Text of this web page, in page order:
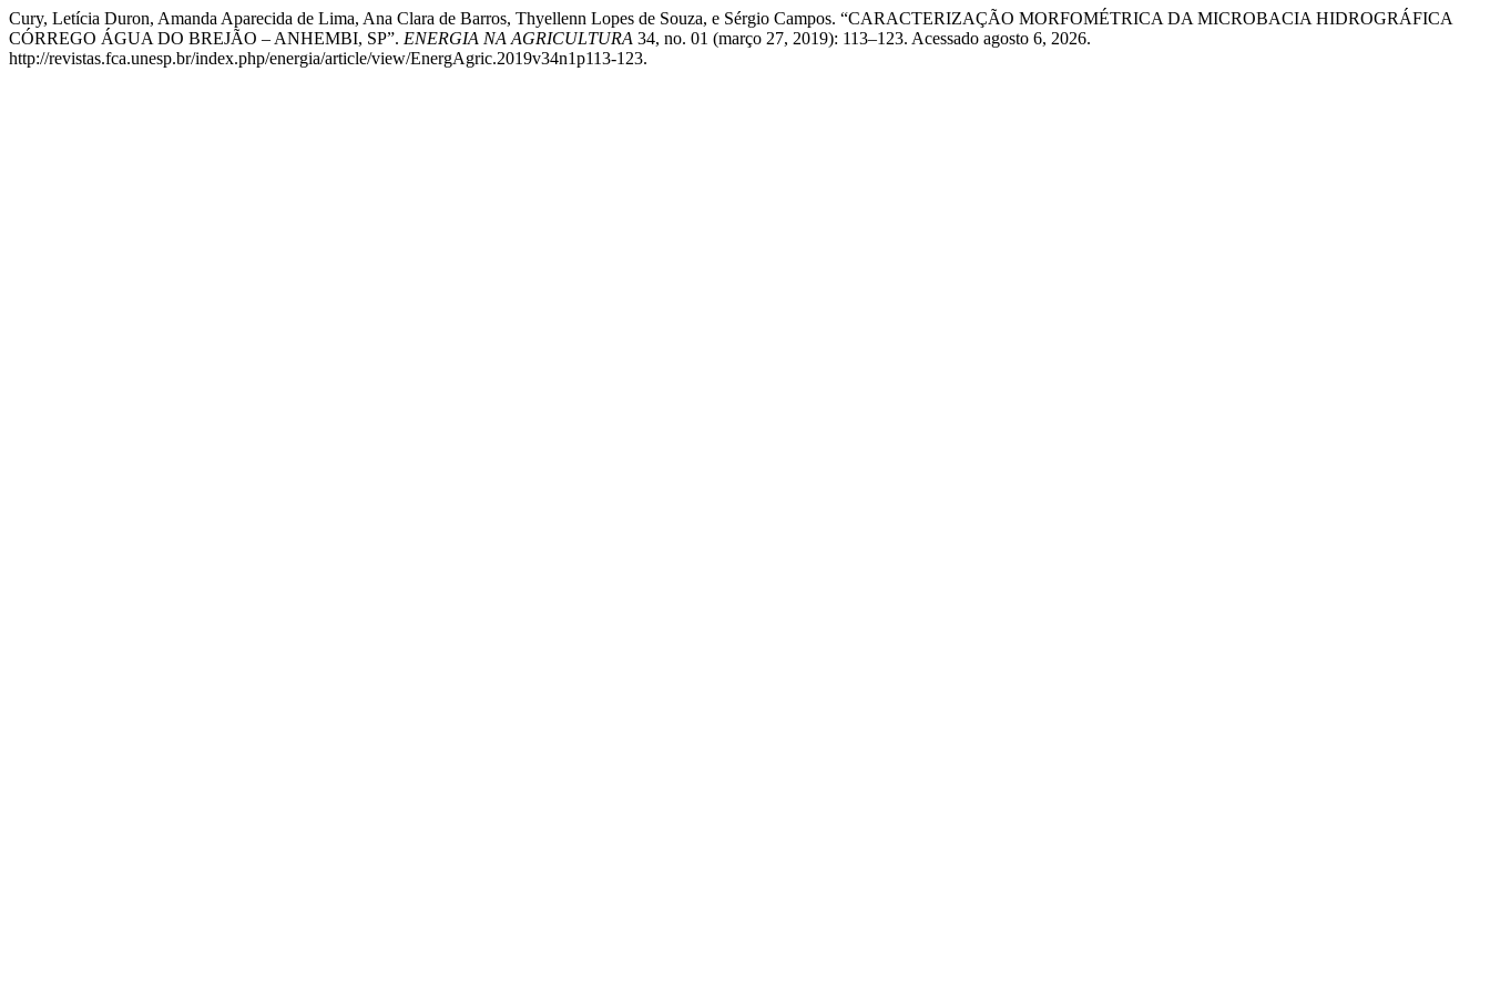
Cury, Letícia Duron, Amanda Aparecida de Lima, Ana Clara de Barros, Thyellenn Lopes de Souza, e Sérgio Campos. “CARACTERIZAÇÃO MORFOMÉTRICA DA MICROBACIA HIDROGRÁFICA
CÓRREGO ÁGUA DO BREJÃO – ANHEMBI, SP”. ENERGIA NA AGRICULTURA 34, no. 01 (março 27, 2019): 113–123. Acessado agosto 6, 2026.
http://revistas.fca.unesp.br/index.php/energia/article/view/EnergAgric.2019v34n1p113-123.